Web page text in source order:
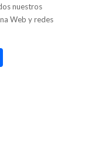
nuestros
Web y redes
C